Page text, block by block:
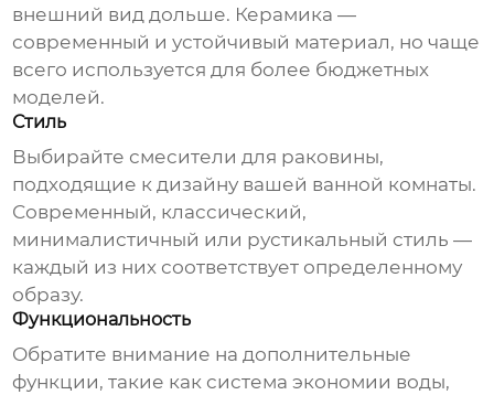
внешний вид дольше. Керамика —
современный и устойчивый материал, но чаще
всего используется для более бюджетных
моделей.
Стиль
Выбирайте смесители для раковины,
подходящие к дизайну вашей ванной комнаты.
Современный, классический,
минималистичный или рустикальный стиль —
каждый из них соответствует определенному
образу.
Функциональность
Обратите внимание на дополнительные
функции, такие как система экономии воды,